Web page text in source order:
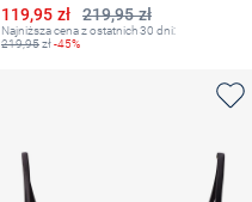
219,95 zł
Obniżona cena
119,95 zł
Najniższa cena z ostatnich 30 dni:
219,95zł-45%